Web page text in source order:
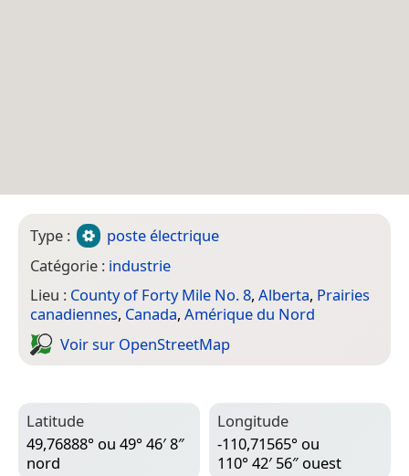
Type :
poste électrique
Catégorie : industrie
Lieu : County of Forty Mile No. 8, Alberta, Prairies
canadiennes, Canada, Amérique du Nord
Voir sur Open­Street­Map
Latitude
49,76888° ou 49° 46′ 8″
nord
Longitude
-110,71565° ou
110° 42′ 56″ ouest